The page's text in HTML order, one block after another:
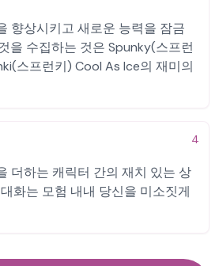
향상시키고 새로운 능력을 잠금
을 수집하는 것은 Spunky(스프런
스프런키) Cool As Ice의 재미의
4
더하는 캐릭터 간의 재치 있는 상
화는 모험 내내 당신을 미소짓게